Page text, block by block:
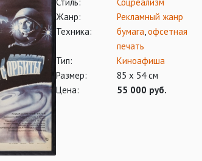
Жанр:
Рекламный жанр
Техника:
бумага,офсетная
печать
Тип:
Киноафиша
Размер:
85 х 54 см
Цена:
55 000 руб.